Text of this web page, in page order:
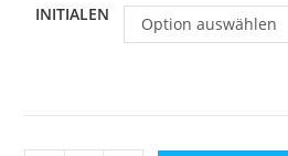
INITIALEN Option auswählen